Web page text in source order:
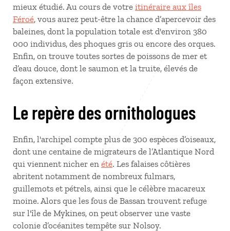
mieux étudié. Au cours de votre itinéraire aux îles
Féroé, vous aurez peut-être la chance d’apercevoir des
baleines, dont la population totale est d'environ 380
000 individus, des phoques gris ou encore des orques.
Enfin, on trouve toutes sortes de poissons de mer et
d’eau douce, dont le saumon et la truite, élevés de
façon extensive.
Le repère des ornithologues
Enfin, l'archipel compte plus de 300 espèces d’oiseaux,
dont une centaine de migrateurs de l’Atlantique Nord
qui viennent nicher en été. Les falaises côtières
abritent notamment de nombreux fulmars,
guillemots et pétrels, ainsi que le célèbre macareux
moine. Alors que les fous de Bassan trouvent refuge
sur l'île de Mykines, on peut observer une vaste
colonie d’océanites tempête sur Nolsoy.